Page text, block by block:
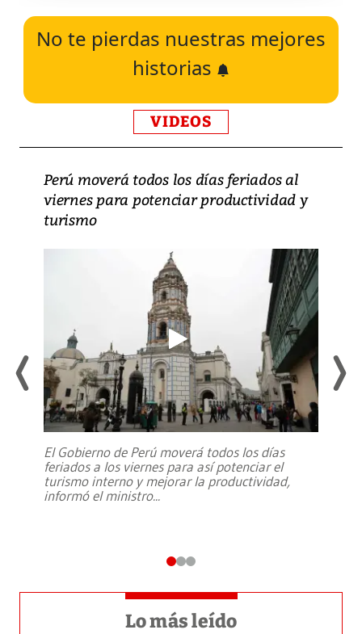
No te pierdas nuestras mejores
historias
VIDEOS
Perú moverá todos los días feriados al
viernes para potenciar productividad y
turismo
El Gobierno de Perú moverá todos los días
feriados a los viernes para así potenciar el
turismo interno y mejorar la productividad,
informó el ministro...
Lo más leído